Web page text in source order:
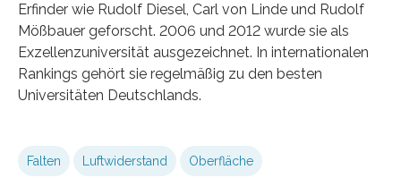
Erfinder wie Rudolf Diesel, Carl von Linde und Rudolf
Mößbauer geforscht. 2006 und 2012 wurde sie als
Exzellenzuniversität ausgezeichnet. In internationalen
Rankings gehört sie regelmäßig zu den besten
Universitäten Deutschlands.
Falten Luftwiderstand Oberfläche